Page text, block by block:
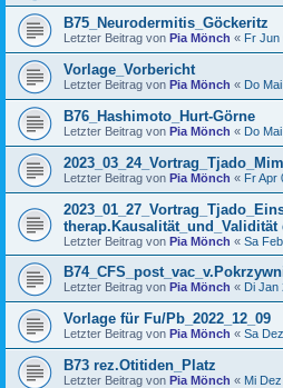
B75_Neurodermitis_Göckeritz
Letzter Beitrag von Pia Mönch « Fr Jun
Vorlage_Vorbericht
Letzter Beitrag von Pia Mönch « Do
B76_Hashimoto_Hurt-Görne
Letzter Beitrag von Pia Mönch « Do
Letzter Beitrag von Pia Mönch « Fr Apr
Letzter Beitrag von Pia Mönch « Sa
Letzter Beitrag von Pia Mönch « Di Jan
Vorlage für Fu/Pb_2022_12_09
Letzter Beitrag von Pia Mönch « Sa
B73 rez.Otitiden_Platz
Letzter Beitrag von Pia Mönch « Mi